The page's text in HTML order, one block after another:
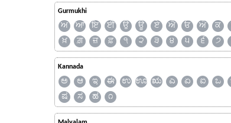
Gurmukhi
ਅ ਆ ਇ ਈ ਉ ਊ ਏ ਐ ਓ ਔ ਕ
ਖ਼
ਗ਼ ਜ਼ ਫ਼ ੧ ੨ ੩ ੪ ੫ ੬ ੭
Kannada
ಅ ಆ ಇ ಈ ಉ ಊ ಋ ಎ ಏ ಐ ಒ
ಷ
ಸ ಹ ೧